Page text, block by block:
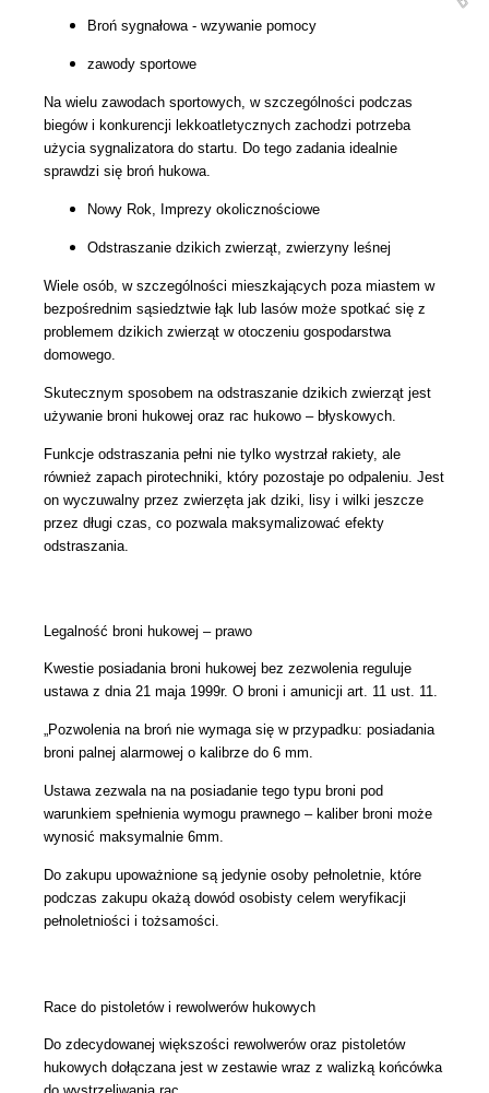
Broń sygnałowa - wzywanie pomocy
zawody sportowe
Na wielu zawodach sportowych, w szczególności podczas
biegów i konkurencji lekkoatletycznych zachodzi potrzeba
użycia sygnalizatora do startu. Do tego zadania idealnie
sprawdzi się broń hukowa.
Nowy Rok, Imprezy okolicznościowe
Odstraszanie dzikich zwierząt, zwierzyny leśnej
Wiele osób, w szczególności mieszkających poza miastem w
bezpośrednim sąsiedztwie łąk lub lasów może spotkać się z
problemem dzikich zwierząt w otoczeniu gospodarstwa
domowego.
Skutecznym sposobem na odstraszanie dzikich zwierząt jest
używanie broni hukowej oraz rac hukowo – błyskowych.
Funkcje odstraszania pełni nie tylko wystrzał rakiety, ale
również zapach pirotechniki, który pozostaje po odpaleniu. Jest
on wyczuwalny przez zwierzęta jak dziki, lisy i wilki jeszcze
przez długi czas, co pozwala maksymalizować efekty
odstraszania.
Legalność broni hukowej – prawo
Kwestie posiadania broni hukowej bez zezwolenia reguluje
ustawa z dnia 21 maja 1999r. O broni i amunicji art. 11 ust. 11.
„Pozwolenia na broń nie wymaga się w przypadku: posiadania
broni palnej alarmowej o kalibrze do 6 mm.
Ustawa zezwala na na posiadanie tego typu broni pod
warunkiem spełnienia wymogu prawnego – kaliber broni może
wynosić maksymalnie 6mm.
Do zakupu upoważnione są jedynie osoby pełnoletnie, które
podczas zakupu okażą dowód osobisty celem weryfikacji
pełnoletniości i tożsamości.
Race do pistoletów i rewolwerów hukowych
Do zdecydowanej większości rewolwerów oraz pistoletów
hukowych dołączana jest w zestawie wraz z walizką końcówka